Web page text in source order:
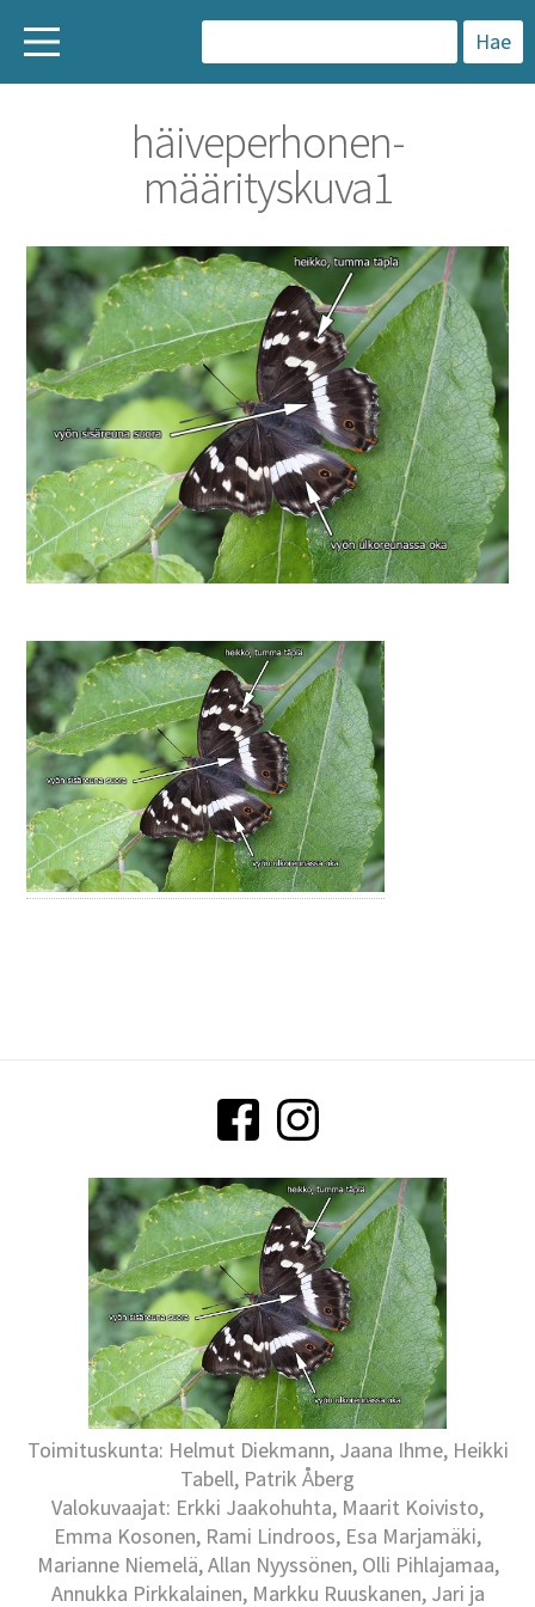
a
k
u
:
häiveperhonen-
määrityskuva1
Toimituskunta: Helmut Diekmann, Jaana Ihme, Heikki
Tabell, Patrik Åberg
Valokuvaajat: Erkki Jaakohuhta, Maarit Koivisto,
Emma Kosonen, Rami Lindroos, Esa Marjamäki,
Marianne Niemelä, Allan Nyyssönen, Olli Pihlajamaa,
Annukka Pirkkalainen, Markku Ruuskanen, Jari ja